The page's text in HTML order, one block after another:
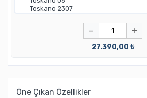
− +
27.390,00 ₺
Öne Çıkan Özellikler